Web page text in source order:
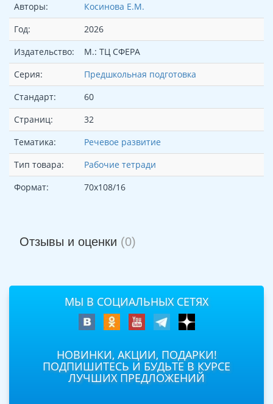
Авторы:
Косинова Е.М.
Год:
2026
Издательство:
М.: ТЦ СФЕРА
Серия:
Предшкольная подготовка
Стандарт:
60
Страниц:
32
Тематика:
Речевое развитие
Тип товара:
Рабочие тетради
Формат:
70х108/16
Отзывы и оценки (0)
МЫ В СОЦИАЛЬНЫХ СЕТЯХ
НОВИНКИ, АКЦИИ, ПОДАРКИ!
ПОДПИШИТЕСЬ И БУДЬТЕ В КУРСЕ
ЛУЧШИХ ПРЕДЛОЖЕНИЙ